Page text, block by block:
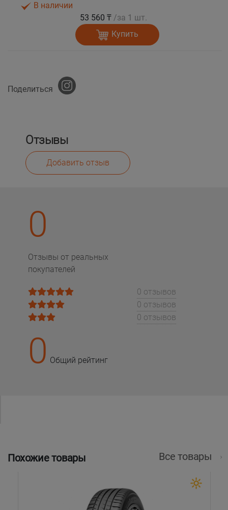
В наличии
53 560 ₸ /за 1 шт.
Купить
Поделиться
Отзывы
Добавить отзыв
0
Отзывы от реальных
покупателей
0 отзывов
0 отзывов
0 отзывов
0 Общий рейтинг
Похожие товары Все товары